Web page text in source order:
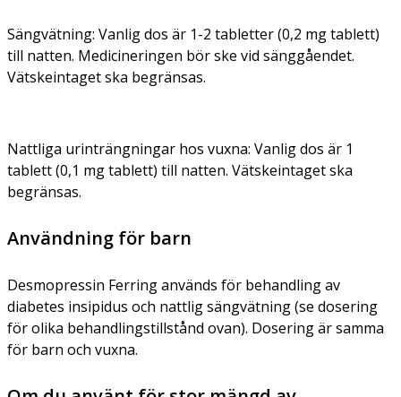
Sängvätning: Vanlig dos är 1-2 tabletter (0,2 mg tablett)
till natten. Medicineringen bör ske vid sänggåendet.
Vätskeintaget ska begränsas.
Nattliga urinträngningar hos vuxna: Vanlig dos är 1
tablett (0,1 mg tablett) till natten. Vätskeintaget ska
begränsas.
Användning för barn
Desmopressin Ferring används för behandling av
diabetes insipidus och nattlig sängvätning (se dosering
för olika behandlingstillstånd ovan). Dosering är samma
för barn och vuxna.